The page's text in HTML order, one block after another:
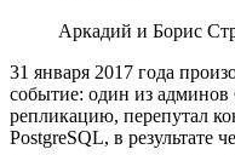
Аркадий и Борис
31 января 2017 года
событие: один из
репликацию, перепутал
PostgreSQL, в результате